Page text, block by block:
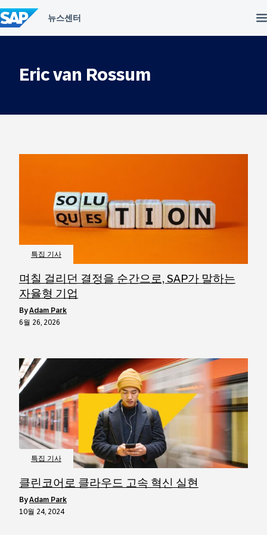
텐
츠
건
Eric van Rossum
특집 기사
며칠 걸리던 결정을 순간으로, SAP가 말하는
자율형 기업
byAdam Park
6월 26, 2026
특집 기사
클린코어로 클라우드 고속 혁신 실현
byAdam Park
10월 24, 2024